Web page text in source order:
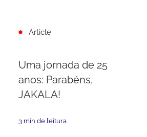
Article
Uma jornada de 25
anos: Parabéns,
JAKALA!
3 min de leitura